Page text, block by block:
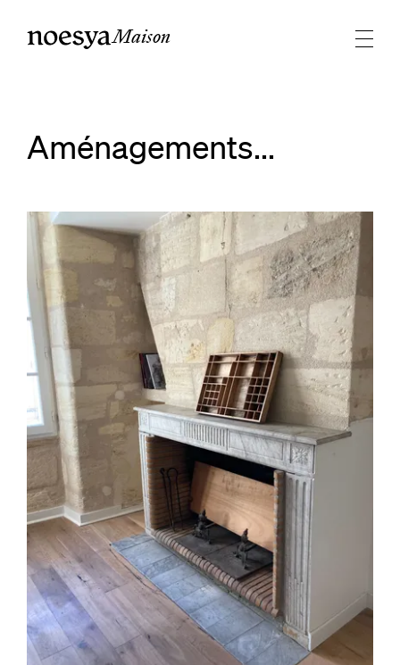
Maison
Aménagements...
Agrandir